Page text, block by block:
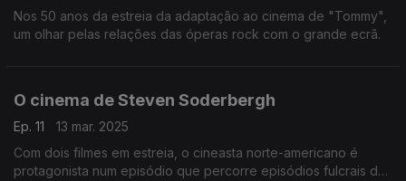
Nos 50 anos da estreia da adaptação ao cinema de "Tommy",
um olhar pelas relações das óperas rock com o grande ecrã.
O cinema de Steven Soderbergh
Ep. 11
13 mar. 2025
Com dois filmes em estreia, o cineasta norte-americano é
protagonista num episódio que percorre episódios fulcrais de